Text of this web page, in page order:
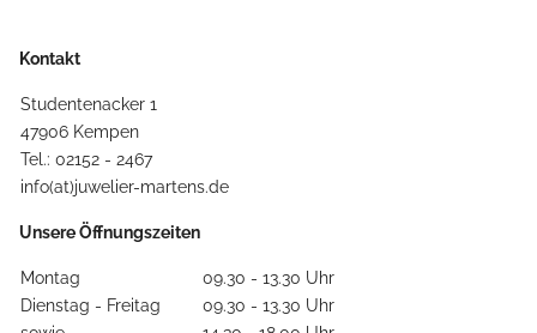
Kontakt
Studentenacker 1
47906 Kempen
Tel.: 02152 - 2467
info(at)juwelier-martens.de
Unsere Öffnungszeiten
Montag
09.30 - 13.30 Uhr
Dienstag - Freitag
09.30 - 13.30 Uhr